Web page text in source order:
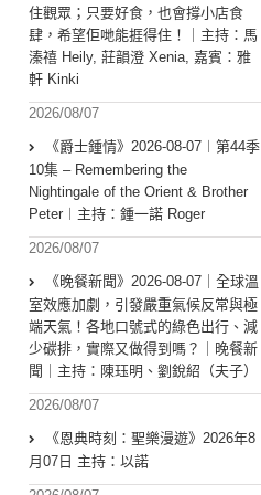
住觀眾；只要好食，也會撐小店食
肆，希望佢哋能捱得住！｜主持：馬
溱禧 Heily, 莊韻澄 Xenia, 嘉賓：雅
軒 Kinki
2026/08/07
《爵士鍾情》2026-08-07︱第44季
10集 – Remembering the
Nightingale of the Orient & Brother
Peter︱主持：鍾一諾 Roger
2026/08/07
《晚餐新聞》2026-08-07｜全球溫
室效應加劇，引發嚴重氣候反常與極
端天氣！各地口號式的綠色出行、減
少碳排，實際又做得到嗎？｜晚餐新
聞｜主持：陳珏明、劉銳紹（夫子）
2026/08/07
《恩典時刻：聖樂漫遊》2026年8
月07日 主持：以諾